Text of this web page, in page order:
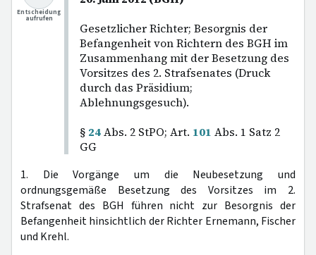
Gesetzlicher Richter; Besorgnis der
Befangenheit von Richtern des BGH im
Zusammenhang mit der Besetzung des
Vorsitzes des 2. Strafsenates (Druck
durch das Präsidium;
Ablehnungsgesuch).
§ 24Abs. 2 StPO; Art. 101 Abs. 1 Satz 2
GG
Entscheidung
aufrufen
1. Die Vorgänge um die Neubesetzung und
ordnungsgemäße Besetzung des Vorsitzes im 2.
Strafsenat des BGH führen nicht zur Besorgnis der
Befangenheit hinsichtlich der Richter Ernemann, Fischer
und Krehl.